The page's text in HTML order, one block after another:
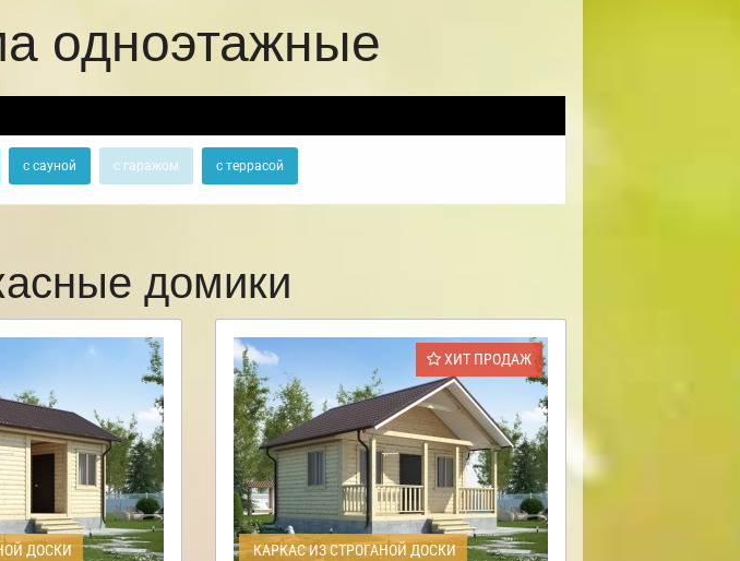
одноэтажные
с сауной с гаражом с террасой
домики
ДОСКИ
ХИТ ПРОДАЖ
КАРКАС ИЗ СТРОГАНОЙ ДОСКИ